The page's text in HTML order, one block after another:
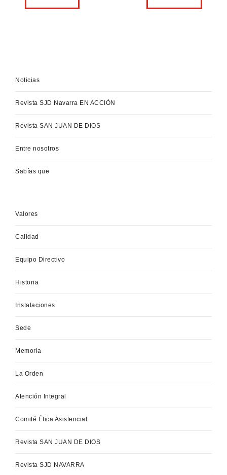
Noticias
Revista SJD Navarra EN ACCIÓN
Revista SAN JUAN DE DIOS
Entre nosotros
Sabías que
Valores
Calidad
Equipo Directivo
Historia
Instalaciones
Sede
Memoria
La Orden
Atención Integral
Comité Ética Asistencial
Revista SAN JUAN DE DIOS
Revista SJD NAVARRA